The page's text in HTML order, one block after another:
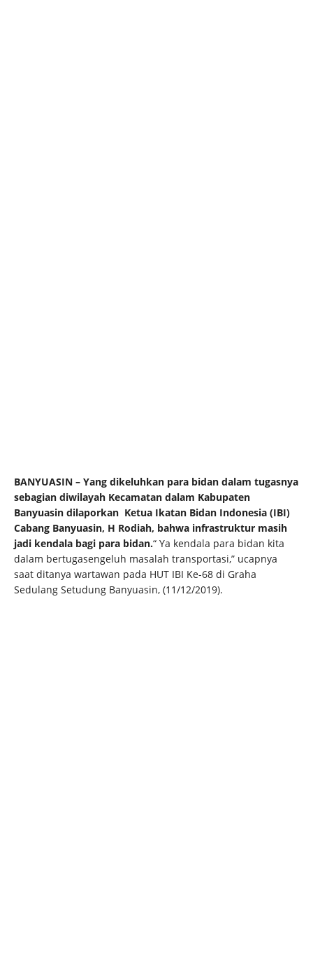
BANYUASIN – Yang dikeluhkan para bidan dalam tugasnya
sebagian diwilayah Kecamatan dalam Kabupaten
Banyuasin dilaporkan Ketua Ikatan Bidan Indonesia (IBI)
Cabang Banyuasin, H Rodiah, bahwa infrastruktur masih
jadi kendala bagi para bidan.“ Ya kendala para bidan kita
dalam bertugasengeluh masalah transportasi,” ucapnya
saat ditanya wartawan pada HUT IBI Ke-68 di Graha
Sedulang Setudung Banyuasin, (11/12/2019).